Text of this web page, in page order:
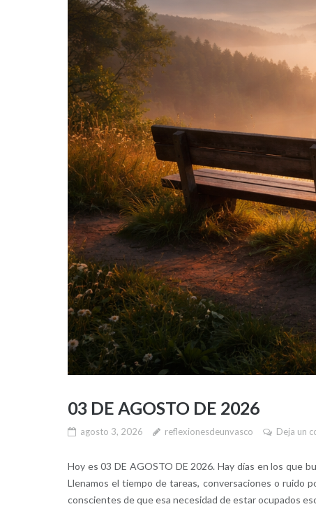
03 DE AGOSTO DE 2026
agosto 3, 2026 reflexionesdeunvasco Deja un
Hoy es 03 DE AGOSTO DE 2026. Hay días en los que
Llenamos el tiempo de tareas, conversaciones o ruido
conscientes de que esa necesidad de estar ocupados